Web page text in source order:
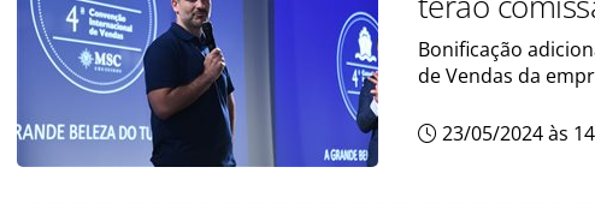
Bonificação
de Vendas da
23/05/2024 às